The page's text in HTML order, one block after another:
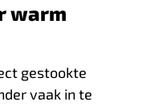
warm
gestookte
vaak in te